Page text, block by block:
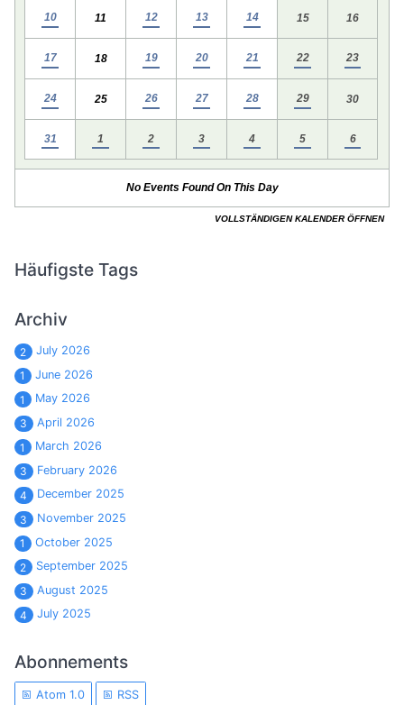
Häufigste Tags
Archiv
2
July 2026
1
June 2026
1
May 2026
3
April 2026
1
March 2026
3
February 2026
4
December 2025
3
November 2025
1
October 2025
2
September 2025
3
August 2025
4
July 2025
Abonnements
Atom 1.0 RSS